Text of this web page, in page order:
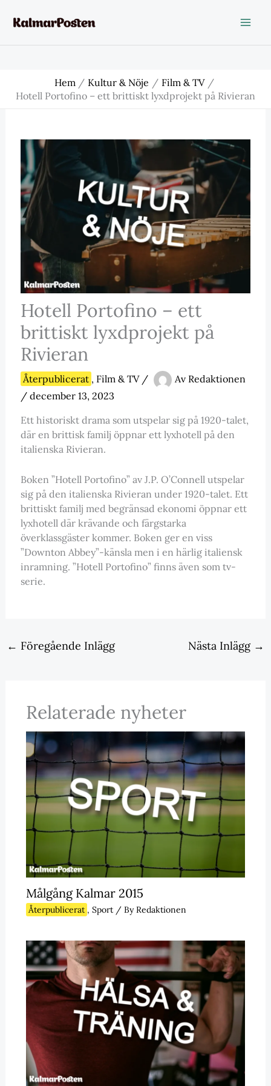
Hem Kultur & Nöje
Film & TV
Hotell Portofino – ett brittiskt lyxdprojekt på Rivieran
Hotell Portofino – ett
brittiskt lyxdprojekt på
Rivieran
Återpublicerat , Film & TV/ Av Redaktionen
/ december 13, 2023
Ett historiskt drama som utspelar sig på 1920-talet,
där en brittisk familj öppnar ett lyxhotell på den
italienska Rivieran.
Boken ”Hotell Portofino” av J.P. O’Connell utspelar
sig på den italienska Rivieran under 1920-talet. Ett
brittiskt familj med begränsad ekonomi öppnar ett
lyxhotell där krävande och färgstarka
överklassgäster kommer. Boken ger en viss
”Downton Abbey”-känsla men i en härlig italiensk
inramning. ”Hotell Portofino” finns även som tv-
serie.
← Föregående Inlägg Nästa Inlägg →
Relaterade nyheter
Målgång Kalmar 2015
Återpublicerat , Sport/ ByRedaktionen